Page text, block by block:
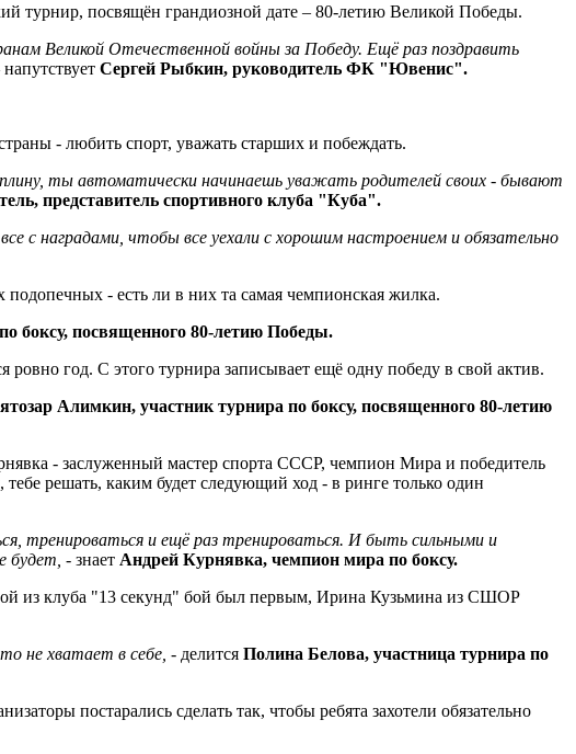
турнир, посвящён грандиозной дате – 80-летию Великой Победы.
Великой Отечественной войны за Победу. Ещё раз поздравить
напутствует Сергей Рыбкин, руководитель ФК "Ювенис".
- любить спорт, уважать старших и побеждать.
ты автоматически начинаешь уважать родителей своих - бывают
представитель спортивного клуба "Куба".
с наградами, чтобы все уехали с хорошим настроением и обязательно
- есть ли в них та самая чемпионская жилка.
боксу, посвященного 80-летию Победы.
год. С этого турнира записывает ещё одну победу в свой актив.
Алимкин, участник турнира по боксу, посвященного 80-летию
- заслуженный мастер спорта СССР, чемпион Мира и победитель
решать, каким будет следующий ход - в ринге только один
тренироваться и ещё раз тренироваться. И быть сильными и
будет, - знает Андрей Курнявка, чемпион мира по боксу.
из клуба "13 секунд" бой был первым, Ирина Кузьмина из СШОР
не хватает в себе, - делится Полина Белова, участница турнира по
постарались сделать так, чтобы ребята захотели обязательно